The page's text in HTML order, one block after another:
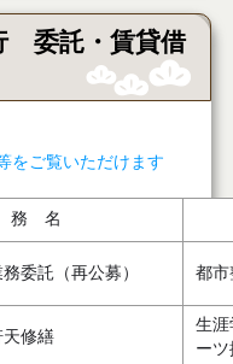
委託・賃貸借
をご覧いただけます
務 名
委託（再公募） 都市
修繕
生涯
ー